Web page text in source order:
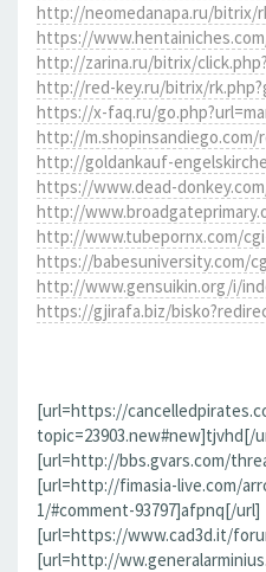
http://neomedanapa.ru/bitrix/
https://
http://zarina.ru/bitrix/
http://red-key.ru/bitrix/
https://x-faq.ru/
http://m.shopinsandiego.com/
http://goldankauf-
https://www.dead-
http://
http://www.tubepornx.com/
https://babesuniversity.com/
http://www.gensuikin.org/i/
https://gjirafa.biz/
[url=https://
topic=23903.new#new]tjvhd[/
[url=http://bbs.gvars.com/
[url=http://fimasia-live.com/
1/#comment-93797]afpnq[/url]
[url=https://www.cad3d.it/
[url=http://